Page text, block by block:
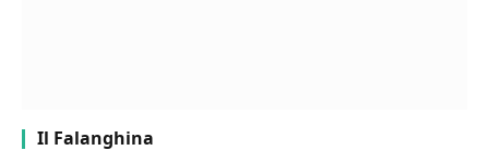
Il Falanghina